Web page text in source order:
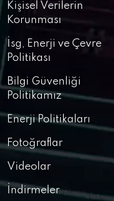
Kişisel Verilerin
Korunması
İsg, Enerji ve Çevre
Politikası
Bilgi Güvenliği
Politikamız
Enerji Politikaları
Fotoğraflar
Videolar
İndirmeler